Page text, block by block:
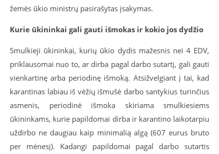
žemės ūkio ministrų pasirašytas įsakymas.
Kurie ūkininkai gali gauti išmokas ir kokio jos dydžio
Smulkieji ūkininkai, kurių ūkio dydis mažesnis nei 4 EDV,
priklausomai nuo to, ar dirba pagal darbo sutartį, gali gauti
vienkartinę arba periodinę išmoką. Atsižvelgiant į tai, kad
karantinas labiau iš vėžių išmušė darbo santykius turinčius
asmenis, periodinė išmoka skiriama smulkiesiems
ūkininkams, kurie papildomai dirba ir karantino laikotarpiu
uždirbo ne daugiau kaip minimalią algą (607 eurus bruto
per mėnesį). Kadangi papildomai pagal darbo sutartis